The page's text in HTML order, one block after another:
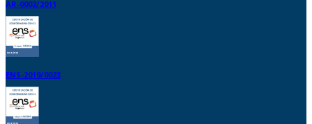
AR-0002/2011
ENS-2019/0023